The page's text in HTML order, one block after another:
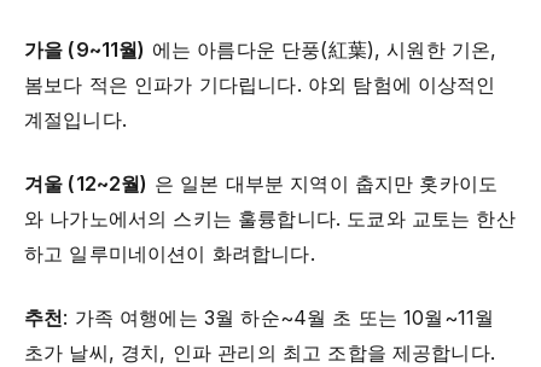
가을 (9~11월) 에는 아름다운 단풍(紅葉), 시원한 기온,
봄보다 적은 인파가 기다립니다. 야외 탐험에 이상적인
계절입니다.
겨울 (12~2월) 은 일본 대부분 지역이 춥지만 홋카이도
와 나가노에서의 스키는 훌륭합니다. 도쿄와 교토는 한산
하고 일루미네이션이 화려합니다.
추천: 가족 여행에는 3월 하순~4월 초 또는 10월~11월
초가 날씨, 경치, 인파 관리의 최고 조합을 제공합니다.